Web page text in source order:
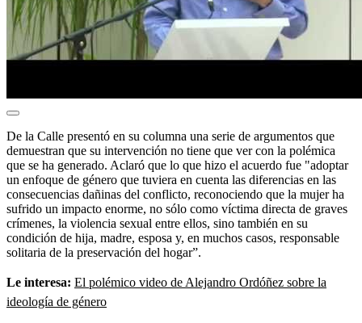
De la Calle presentó en su columna una serie de argumentos que
demuestran que su intervención no tiene que ver con la polémica
que se ha generado. Aclaró que lo que hizo el acuerdo fue "adoptar
un enfoque de género que tuviera en cuenta las diferencias en las
consecuencias dañinas del conflicto, reconociendo que la mujer ha
sufrido un impacto enorme, no sólo como víctima directa de graves
crímenes, la violencia sexual entre ellos, sino también en su
condición de hija, madre, esposa y, en muchos casos, responsable
solitaria de la preservación del hogar”.
Le interesa: El polémico video de Alejandro Ordóñez sobre la
ideología de género